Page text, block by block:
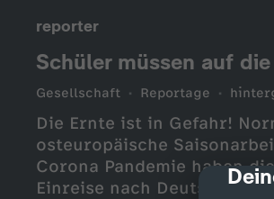
reporter
Schüler müssen auf
Gesellschaft Reportage
Die Ernte ist in Gefahr!
osteuropäische
Corona Pandemie haben
Einreise nach